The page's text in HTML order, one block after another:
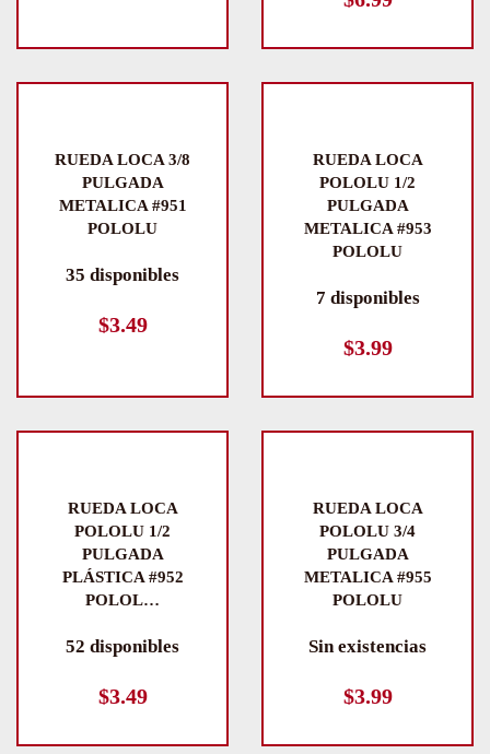
RUEDA LOCA 3/8
PULGADA
METALICA #951
POLOLU
35 disponibles
$3.49
RUEDA LOCA
POLOLU 1/2
PULGADA
METALICA #953
POLOLU
7 disponibles
$3.99
RUEDA LOCA
POLOLU 1/2
PULGADA
PLÁSTICA #952
POLOL…
52 disponibles
$3.49
RUEDA LOCA
POLOLU 3/4
PULGADA
METALICA #955
POLOLU
Sin existencias
$3.99